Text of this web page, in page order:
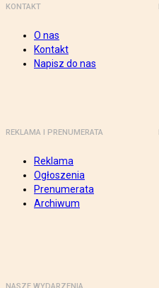
KONTAKT
O nas
Kontakt
Napisz do nas
REKLAMA I PRENUMERATA
Reklama
Ogłoszenia
Prenumerata
Archiwum